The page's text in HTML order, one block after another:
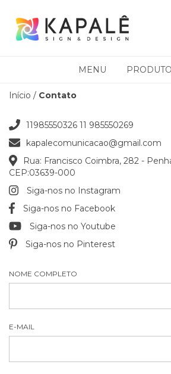
MENU
Início / Contato
11985550326 11 985550269
kapalecomunicacao@gmail.com
Rua: Francisco Coimbra, 282 -
CEP:03639-000
Siga-nos no Instagram
Siga-nos no Facebook
Siga-nos no Youtube
Siga-nos no Pinterest
NOME COMPLETO
E-MAIL